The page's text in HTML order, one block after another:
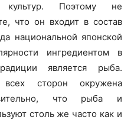
культур. Поэтому не
что он входит в состав
национальной японской
ингредиентом в
является рыба.
сторон окружена
что рыба и
столь же часто как и